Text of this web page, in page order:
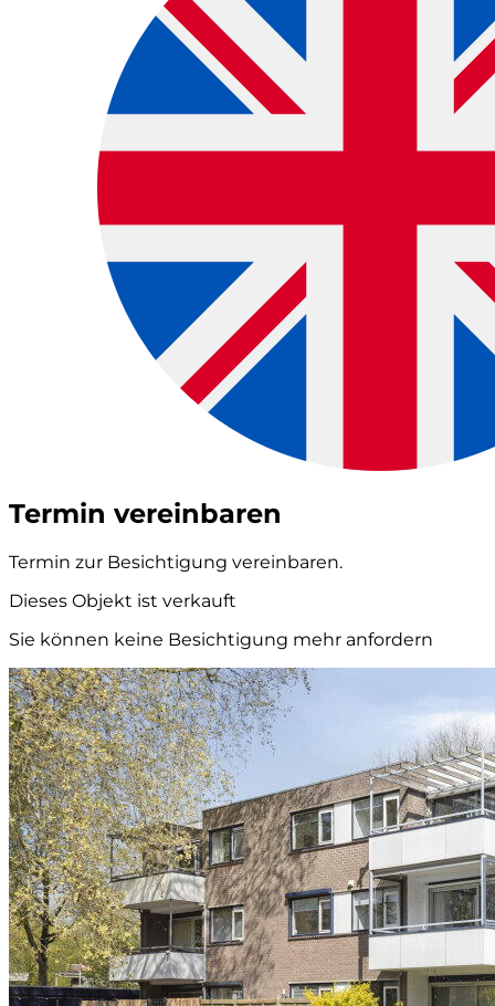
Termin vereinbaren
Termin zur Besichtigung vereinbaren.
Dieses Objekt ist verkauft
Sie können keine Besichtigung mehr anfordern